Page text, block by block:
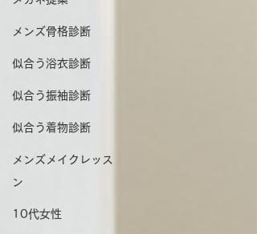
メンズ骨格診断
似合う浴衣診断
似合う振袖診断
似合う着物診断
メンズメイクレッス
ン
10代女性